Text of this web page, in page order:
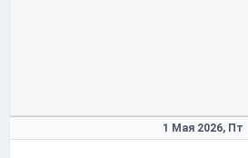
1 Мая 2026, Пт